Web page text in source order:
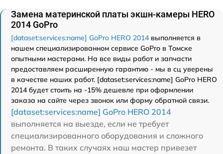
Замена материнской платы экшн-камеры HERO
2014 GoPro
[dataset:services:name] GoPro HERO 2014 выполняется в
нашем специализированном сервисе GoPro в Томске
опытными мастерами. На все виды работ и запчасти
предоставляем расширенную гарантию - мы в сц уверены
в качестве наших работ. [dataset:services:name] GoPro HERO
2014 будет стоить на -15% дешевле при оформлении
заказа на сайте через звонок или форму обратной связи.
[dataset:services:name] GoPro HERO 2014
выполняется на выезде, если не требует
специализированного оборудования и сложного
ремонта. В таких случаях наш мастер привезет